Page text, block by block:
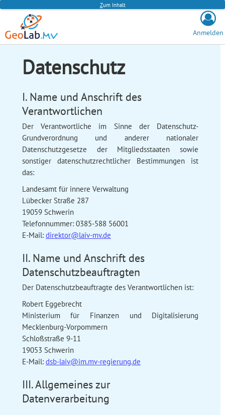
Zum Inhalt
Anmelden
Datenschutz
I. Name und Anschrift des
Verantwortlichen
Der Verantwortliche im Sinne der Datenschutz-
Grundverordnung und anderer nationaler
Datenschutzgesetze der Mitgliedsstaaten sowie
sonstiger datenschutzrechtlicher Bestimmungen ist
das:
Landesamt für innere Verwaltung
Lübecker Straße 287
19059 Schwerin
Telefonnummer: 0385-588 56001
E-Mail: direktor@laiv-mv.de
II. Name und Anschrift des
Datenschutzbeauftragten
Der Datenschutzbeauftragte des Verantwortlichen ist:
Robert Eggebrecht
Ministerium für Finanzen und Digitalisierung
Mecklenburg-Vorpommern
Schloßstraße 9-11
19053 Schwerin
E-Mail: dsb-laiv@im.mv-regierung.de
III. Allgemeines zur
Datenverarbeitung